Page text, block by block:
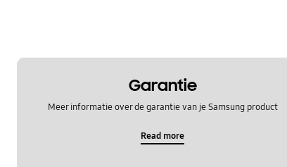
Garantie
Meer informatie over de garantie van je Samsung product
Read more